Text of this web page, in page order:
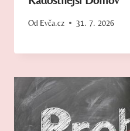
Od Evča.cz 31. 7. 2026